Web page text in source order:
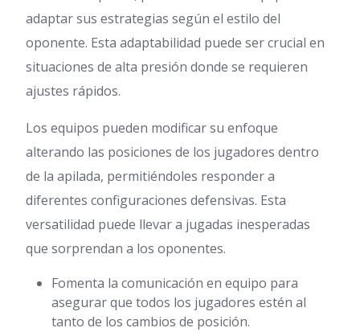
adaptar sus estrategias según el estilo del
oponente. Esta adaptabilidad puede ser crucial en
situaciones de alta presión donde se requieren
ajustes rápidos.
Los equipos pueden modificar su enfoque
alterando las posiciones de los jugadores dentro
de la apilada, permitiéndoles responder a
diferentes configuraciones defensivas. Esta
versatilidad puede llevar a jugadas inesperadas
que sorprendan a los oponentes.
Fomenta la comunicación en equipo para
asegurar que todos los jugadores estén al
tanto de los cambios de posición.